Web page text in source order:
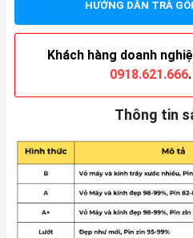
HƯỚNG DẪN TRẢ
Khách hàng doanh
0918.621.666
Thông tin